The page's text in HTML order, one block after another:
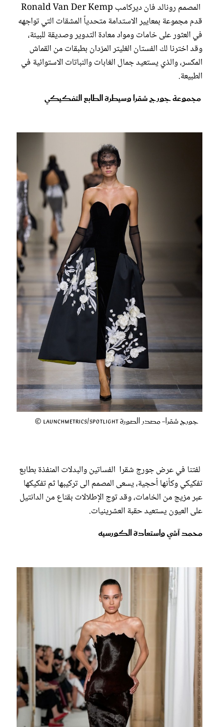
المصمم رونالد فان ديركامب Ronald Van Der Kemp
قدم مجموعة بمعايير الاستدامة متحدياً المشقات التي تواجهه
في العثور على خامات ومواد معادة التدوير وصديقة للبيئة،
وقد اخترنا لك الفستان الغليتر المزدان بطبقات من القماش
المكسر، والذي يستعيد جمال الغابات والنباتات الاستوائية في
الطبيعة.
مجموعة جورج شقرا وسيطرة الطابع التفكيكي
جورج شقرا- مصدر الصورة Launchmetrics/Spotlight ©
لفتنا في عرض جورج شقرا الفساتين والبدلات المنفذة بطابع
تفكيكي وكأنها أحجية، يسعى المصمم الى تركيبها ثم تفكيكها
عبر مزيج من الخامات، وقد توج الإطلالات بقناع من الدانتيل
على العيون يستعيد حقبة العشرينيات.
محمد آشي واستعادة الكورسيه